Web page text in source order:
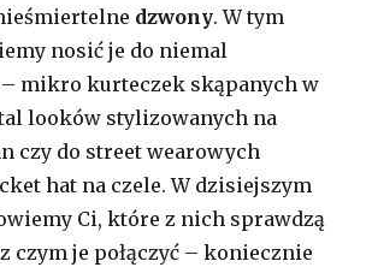
dzwony. W tym
nosić je do niemal
mikro kurteczek skąpanych w
looków stylizowanych na
czy do street wearowych
hat na czele. W dzisiejszym
Ci, które z nich sprawdzą
czym je połączyć – koniecznie